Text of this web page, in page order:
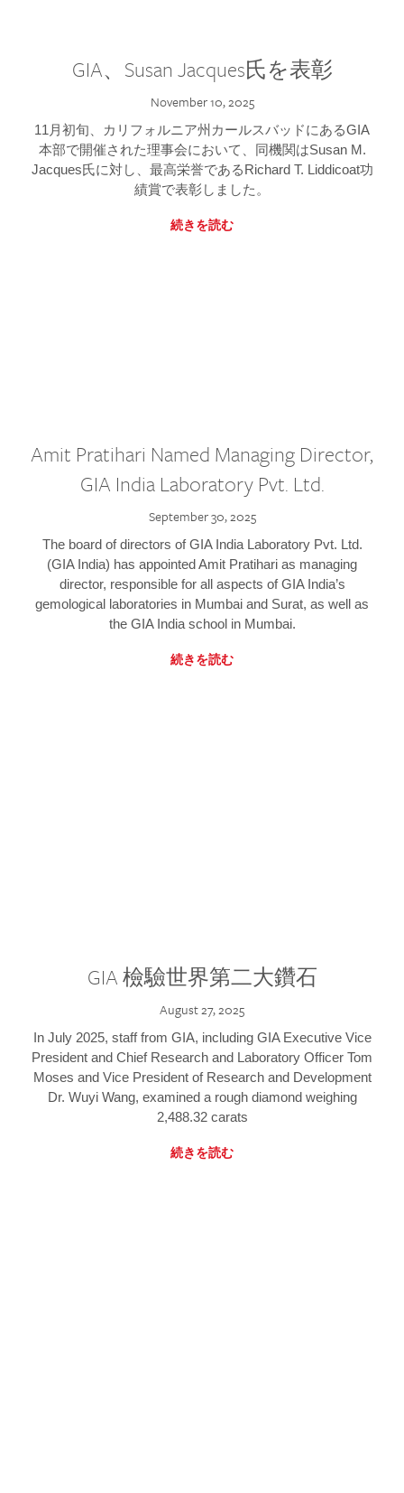
GIA、Susan Jacques氏を表彰
November 10, 2025
11月初旬、カリフォルニア州カールスバッドにあるGIA
本部で開催された理事会において、同機関はSusan M.
Jacques氏に対し、最高栄誉であるRichard T. Liddicoat功
績賞で表彰しました。
続きを読む
Amit Pratihari Named Managing Director,
GIA India Laboratory Pvt. Ltd.
September 30, 2025
The board of directors of GIA India Laboratory Pvt. Ltd.
(GIA India) has appointed Amit Pratihari as managing
director, responsible for all aspects of GIA India’s
gemological laboratories in Mumbai and Surat, as well as
the GIA India school in Mumbai.
続きを読む
GIA 檢驗世界第二大鑽石
August 27, 2025
In July 2025, staff from GIA, including GIA Executive Vice
President and Chief Research and Laboratory Officer Tom
Moses and Vice President of Research and Development
Dr. Wuyi Wang, examined a rough diamond weighing
2,488.32 carats
続きを読む